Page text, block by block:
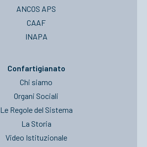
ANCOS APS
CAAF
INAPA
Confartigianato
Chi siamo
Organi Sociali
Le Regole del Sistema
La Storia
Video Istituzionale